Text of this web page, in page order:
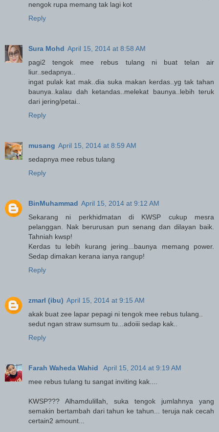
nengok rupa memang tak lagi kot
Reply
Sura Mohd April 15, 2014 at 8:58 AM
pagi2 tengok mee rebus tulang ni buat telan air
liur..sedapnya..
ingat pulak kat mak..dia suka makan kerdas..yg tak tahan
baunya..kalau dah ketandas..melekat baunya..lebih teruk
dari jering/petai..
Reply
musang April 15, 2014 at 8:59 AM
sedapnya mee rebus tulang
Reply
BinMuhammad April 15, 2014 at 9:12 AM
Sekarang ni perkhidmatan di KWSP cukup mesra
pelanggan. Nak berurusan pun senang dan dilayan baik.
Tahniah kwsp!
Kerdas tu lebih kurang jering...baunya memang power.
Sedap dimakan kerana ianya rangup!
Reply
zmarl (ibu) April 15, 2014 at 9:15 AM
akak buat zee lapar pepagi ni tengok mee rebus tulang..
sedut ngan straw sumsum tu...adoiii sedap kak..
Reply
Farah Waheda Wahid
April 15, 2014 at 9:19 AM
mee rebus tulang tu sangat inviting kak....
KWSP??? Alhamdulillah, suka tengok jumlahnya yang
semakin bertambah dari tahun ke tahun... teruja nak cecah
certain2 amount...